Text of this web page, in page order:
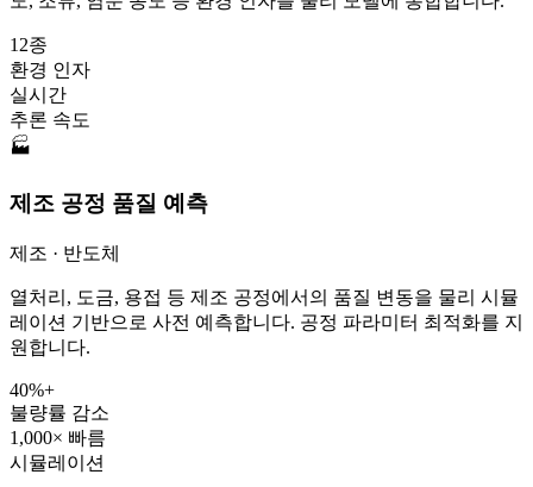
12종
환경 인자
실시간
추론 속도
🏭
제조 공정 품질 예측
제조 · 반도체
열처리, 도금, 용접 등 제조 공정에서의 품질 변동을 물리 시뮬
레이션 기반으로 사전 예측합니다. 공정 파라미터 최적화를 지
원합니다.
40%+
불량률 감소
1,000× 빠름
시뮬레이션